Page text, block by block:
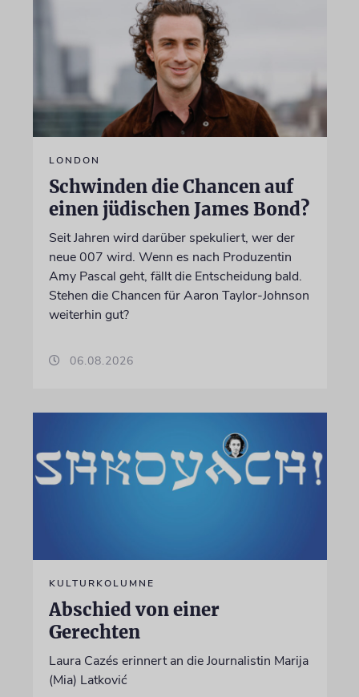
LONDON
Schwinden die Chancen auf
einen jüdischen James Bond?
Seit Jahren wird darüber spekuliert, wer der
neue 007 wird. Wenn es nach Produzentin
Amy Pascal geht, fällt die Entscheidung bald.
Stehen die Chancen für Aaron Taylor-Johnson
weiterhin gut?
06.08.2026
KULTURKOLUMNE
Abschied von einer
Gerechten
Laura Cazés erinnert an die Journalistin Marija
(Mia) Latković